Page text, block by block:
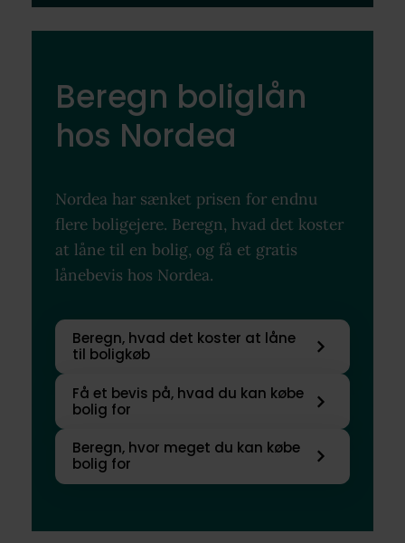
Beregn boliglån
hos Nordea
Nordea har sænket prisen for endnu
flere boligejere. Beregn, hvad det koster
at låne til en bolig, og få et gratis
lånebevis hos Nordea.
Beregn, hvad det koster at låne
til boligkøb
Få et bevis på, hvad du kan købe
bolig for
Beregn, hvor meget du kan købe
bolig for